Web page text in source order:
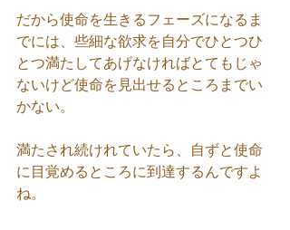
だから使命を生きるフェーズになるま
でには、些細な欲求を自分でひとつひ
とつ満たしてあげなければとてもじゃ
ないけど使命を見出せるところまでい
かない。
満たされ続けれていたら、自ずと使命
に目覚めるところに到達するんですよ
ね。